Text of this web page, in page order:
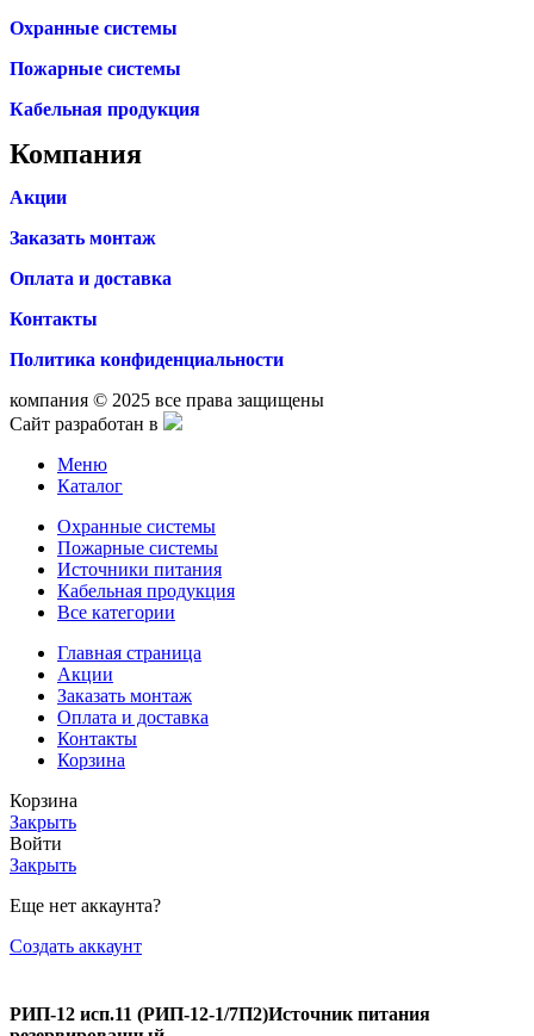
Охранные системы
Пожарные системы
Кабельная продукция
Компания
Акции
Заказать монтаж
Оплата и доставка
Контакты
Политика конфиденциальности
компания © 2025 все права защищены
Сайт разработан в
Меню
Каталог
Охранные системы
Пожарные системы
Источники питания
Кабельная продукция
Все категории
Главная страница
Акции
Заказать монтаж
Оплата и доставка
Контакты
Корзина
Корзина
Закрыть
Войти
Закрыть
Еще нет аккаунта?
Создать аккаунт
РИП-12 исп.11 (РИП-12-1/7П2)Источник питания